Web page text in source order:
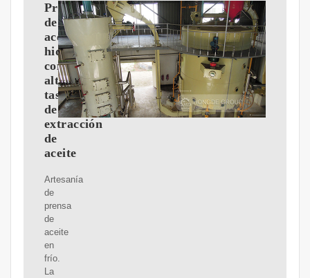
Prensa
de
aceite
hidráulica
con
alta
tasa
de
extracción
de
aceite
Artesanía
de
prensa
de
aceite
en
frío.
La